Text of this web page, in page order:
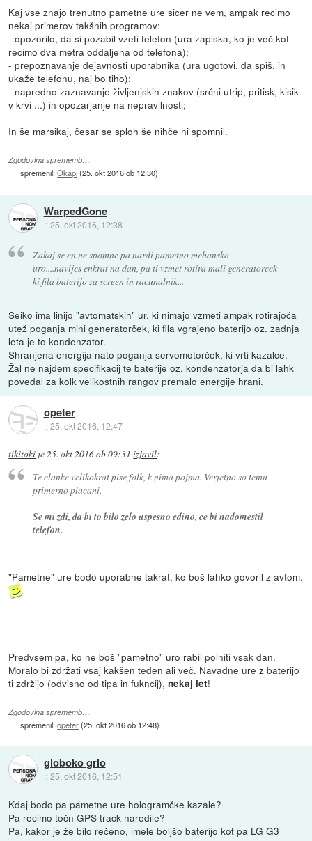
Kaj vse znajo trenutno pametne ure sicer ne vem, ampak recimo
nekaj primerov takšnih programov:
- opozorilo, da si pozabil vzeti telefon (ura zapiska, ko je več kot
recimo dva metra oddaljena od telefona);
- prepoznavanje dejavnosti uporabnika (ura ugotovi, da spiš, in
ukaže telefonu, naj bo tiho):
- napredno zaznavanje življenjskih znakov (srčni utrip, pritisk, kisik
v krvi ...) in opozarjanje na nepravilnosti;
In še marsikaj, česar se sploh še nihče ni spomnil.
Zgodovina sprememb…
spremenil:Okapi(25. okt 2016 ob 12:30)
WarpedGone
::25. okt 2016, 12:38
Zakaj se en ne spomne pa nardi pametno mehansko
uro....navijes enkrat na dan, pa ti vzmet rotira mali generatorcek
ki fila baterijo za screen in racunalnik...
Seiko ima linijo "avtomatskih" ur, ki nimajo vzmeti ampak rotirajoča
utež poganja mini generatorček, ki fila vgrajeno baterijo oz. zadnja
leta je to kondenzator.
Shranjena energija nato poganja servomotorček, ki vrti kazalce.
Žal ne najdem specifikacij te baterije oz. kondenzatorja da bi lahk
povedal za kolk velikostnih rangov premalo energije hrani.
opeter
::25. okt 2016, 12:47
tikitoki je25. okt 2016 ob 09:31 izjavil:
Te clanke velikokrat pise folk, k nima pojma. Verjetno so temu
primerno placani.
Se mi zdi, da bi to bilo zelo uspesno edino, ce bi nadomestil
telefon.
"Pametne" ure bodo uporabne takrat, ko boš lahko govoril z avtom.
Predvsem pa, ko ne boš "pametno" uro rabil polniti vsak dan.
Moralo bi zdržati vsaj kakšen teden ali več. Navadne ure z baterijo
ti zdržijo (odvisno od tipa in fukncij),nekaj let!
Zgodovina sprememb…
spremenil:opeter(25. okt 2016 ob 12:48)
globoko grlo
::25. okt 2016, 12:51
Kdaj bodo pa pametne ure hologramčke kazale?
Pa recimo točn GPS track naredile?
Pa, kakor je že bilo rečeno, imele boljšo baterijo kot pa LG G3